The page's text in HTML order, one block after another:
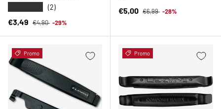
(2)
Precio de venta
€3,49 Precio normal
€4,90 -29%
Precio de venta
€5,00 Precio normal
€6,99 -28%
Promo Promo